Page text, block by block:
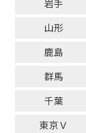
岩手
山形
鹿島
群馬
千葉
東京Ｖ